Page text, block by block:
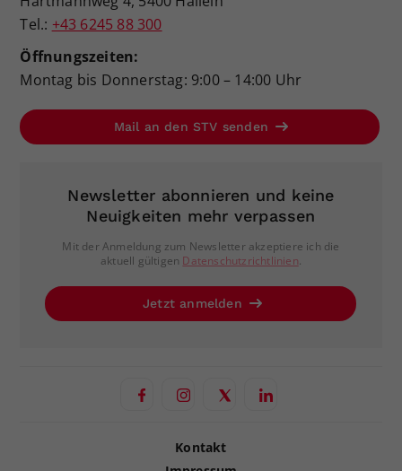
Tel.: +43 6245 88 300
Öffnungszeiten:
Montag bis Donnerstag: 9:00 – 14:00 Uhr
Mail an den STV senden
Newsletter abonnieren und keine
Neuigkeiten mehr verpassen
Mit der Anmeldung zum Newsletter akzeptiere ich die
aktuell gültigen Datenschutzrichtlinien.
Jetzt anmelden
Kontakt